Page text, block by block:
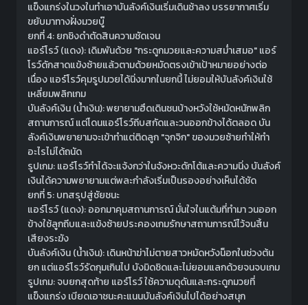
แข็งแกร่งในวงในทำเอาบันลังค์เงินเริ่มเดินช้าลง บรรยากาศเริ่ม
ขยับมาทางฝั่งมวยบู๊
ยกที่ 4: ยกชิงดำตัดสินความชัดเจน
แอร์โรว์ (แดง): เดิมพันด้วย "กระดูกมวยและความสม่ำเสมอ" แอร์
โรว์ดักสาดแข้งซ้ายแล้วตามด้วยหมัดตรงเข้าเป้าหมายอย่างต่อ
เนื่อง แอร์โรว์คุมรูปมวยได้นิ่งมากในยกนี้ ไม่ยอมให้บันลังค์เงินใช้
เหลี่ยมพลิกเกม
บันลังค์เงิน (น้ำเงิน): พยายามฮึดเดินชนบ้างหวังใช้หมัดหนักพลิก
สถานการณ์ แต่โดนแอร์โรว์ถีบสกัดและวนออกข้างได้ตลอด บัน
ลังค์เงินพยายามจะเข้าทำแต่ติดลูก "จุกจิก" ของมวยซ้ายทำให้ทำ
อะไรไม่ได้ถนัด
รูปเกม: แอร์โรว์ทำได้จะแจ้งกว่าในจังหวะดักโต้และความนิ่ง บันลังค์
เงินได้ความพยายามแต่พละกำลังเริ่มเป็นรองอย่างเห็นได้ชัด
ยกที่ 5: บทสรุปสู่ชัยชนะ
แอร์โรว์ (แดง): ออกมาคุมสถานการณ์ มั่นใจในแต้มที่ทำมา วนออก
ข้างใช้ลูกถีบและแข้งซ้ายประคองเกมรักษาสถานการณ์ไว้จนสิ้น
เสียงระฆัง
บันลังค์เงิน (น้ำเงิน): เดินหน้าฆ่าไม่ตายสาวหมัดหวังน็อกในช่วงต้น
ยก แต่แอร์โรว์รัดกุมเกินไป บังมิดชิดและไม่ยอมแลกด้วยจนจบเกม
รูปเกม: จบยกสุดท้าย แอร์โรว์ ใช้ความดุดันและกระดูกมวยที่
แข็งแกร่ง เบียดเอาชนะคะแนนบันลังค์เงินไปได้อย่างสนุก